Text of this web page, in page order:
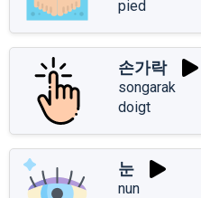
pied
손가락
songarak
doigt
눈
nun